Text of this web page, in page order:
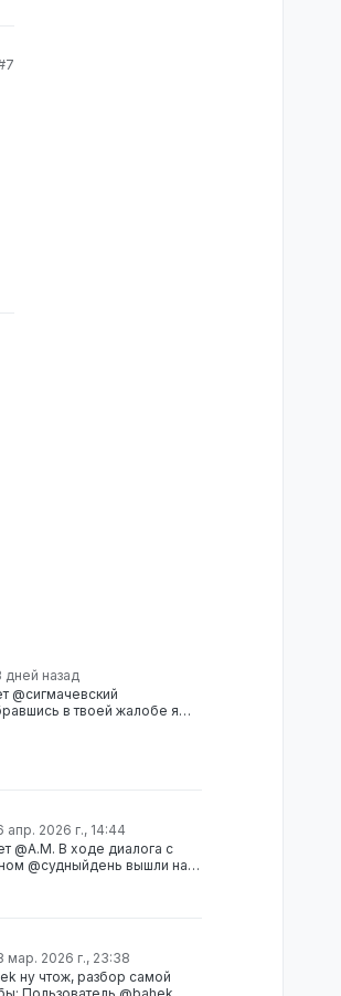
дней назад
@сигмачевский
в твоей жалобе я
жалоба отклонена
апр. 2026 г., 14:44
@A.M. В ходе диалога с
@судныйдень вышли на
диалог, а
@судныйдень
применены санкции в
мар. 2026 г., 23:38
ну чтож, разбор самой
@bahek